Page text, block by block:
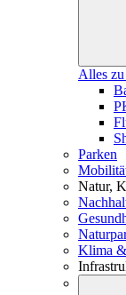
Alles
Parken
Natur,
Klima &